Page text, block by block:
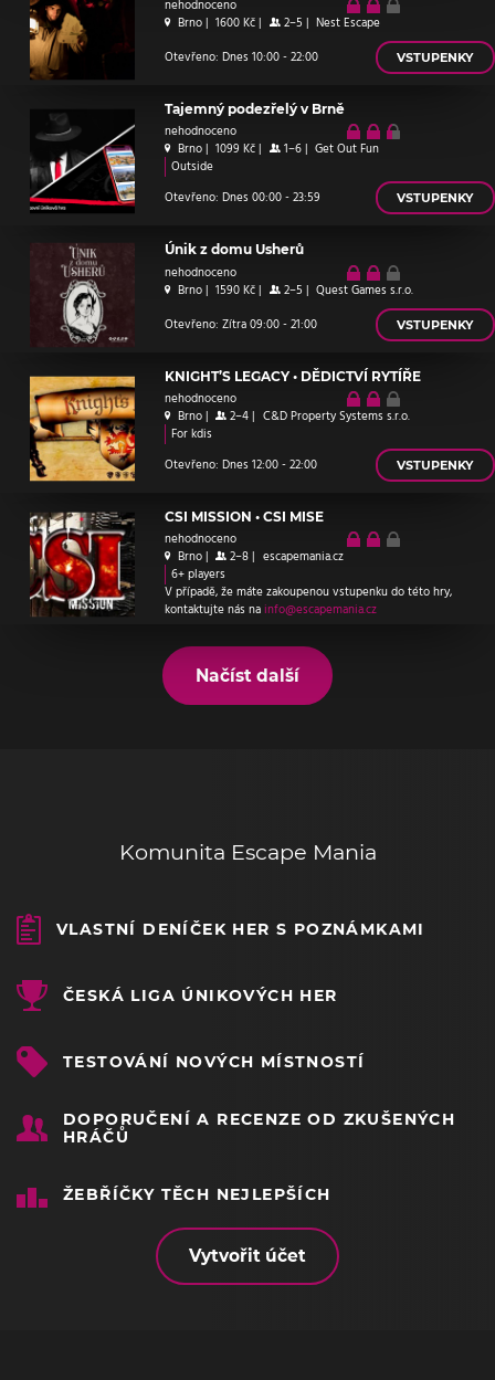
nehodnoceno
Brno| 1600 Kč| 2–5 | Nest Escape
Otevřeno: Dnes 10:00 - 22:00
VSTUPENKY
Tajemný podezřelý v Brně
nehodnoceno
Brno| 1099 Kč| 1–6| Get Out Fun
Outside
Otevřeno: Dnes 00:00 - 23:59
VSTUPENKY
Únik z domu Usherů
nehodnoceno
Brno| 1590 Kč| 2–5 | Quest Games s.r.o.
Otevřeno: Zítra 09:00 - 21:00
VSTUPENKY
KNIGHT’S LEGACY • DĚDICTVÍ RYTÍŘE
nehodnoceno
Brno| 2–4| C&D Property Systems s.r.o.
For kdis
Otevřeno: Dnes 12:00 - 22:00
VSTUPENKY
CSI MISSION • CSI MISE
nehodnoceno
Brno| 2–8| escapemania.cz
6+ players
V případě, že máte zakoupenou vstupenku do této hry,
kontaktujte nás nainfo@escapemania.cz
Načíst další
Komunita Escape Mania
VLASTNÍ DENÍČEK HER S POZNÁMKAMI
ČESKÁ LIGA ÚNIKOVÝCH HER
TESTOVÁNÍ NOVÝCH MÍSTNOSTÍ
DOPORUČENÍ A RECENZE OD ZKUŠENÝCH
HRÁČŮ
ŽEBŘÍČKY TĚCH NEJLEPŠÍCH
Vytvořit účet